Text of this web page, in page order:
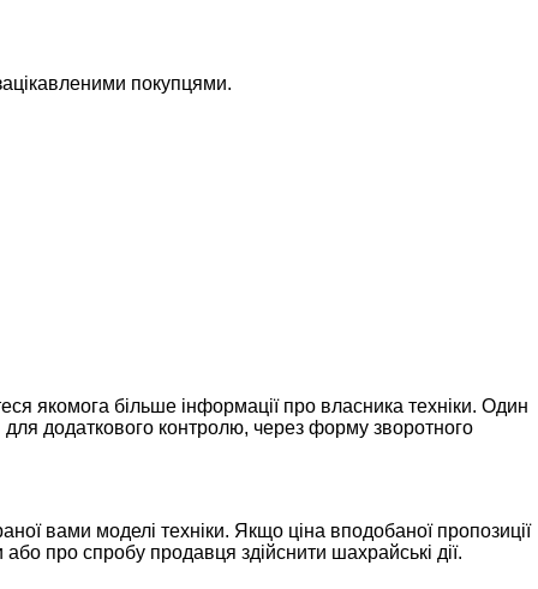
покупцями.
якомога більше інформації про власника техніки. Один
додаткового контролю, через форму зворотного
вами моделі техніки. Якщо ціна вподобаної пропозиції
про спробу продавця здійснити шахрайські дії.